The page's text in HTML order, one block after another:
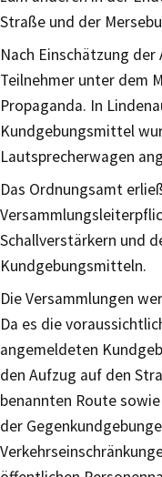
Straße und der
Nach Einschätzung
Teilnehmer unter dem
Propaganda. In
Kundgebungsmittel
Lautsprecherwagen
Das Ordnungsamt
Schallverstärkern und
Kundgebungsmitteln.
Die Versammlungen
Da es die
angemeldeten
den Aufzug auf den
benannten Route
der